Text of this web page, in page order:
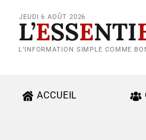
JEUDI 6 AOÛT 2026
L’ESSENTI
L’INFORMATION SIMPLE COMME
ACCUEIL